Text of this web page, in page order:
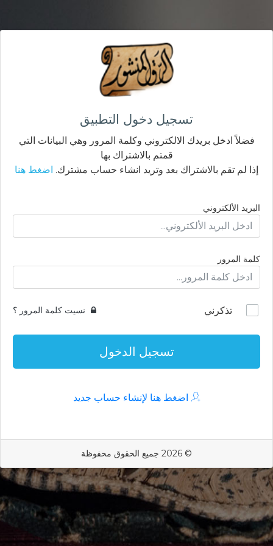
تسجيل دخول التطبيق
فضلاً ادخل بريدك الالكتروني وكلمة المرور وهي البيانات التي
قمتم بالاشتراك بها
إذا لم تقم بالاشتراك بعد وتريد انشاء حساب مشترك. اضغط هنا
البريد الألكتروني
كلمة المرور
تذكرني نسيت كلمة المرور ؟
تسجيل الدخول
اضغط هنا لإنشاء حساب جديد
© 2026 جميع الحقوق محفوظة